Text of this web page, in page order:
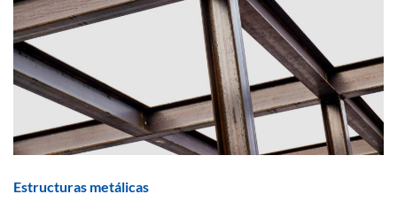
Estructuras metálicas